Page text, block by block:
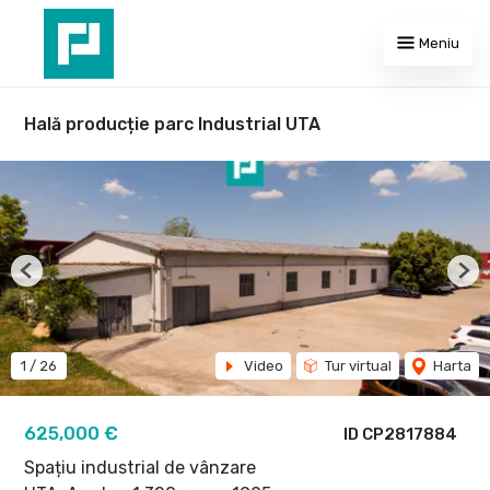
Meniu
Hală producție parc Industrial UTA
ID CP2817884
625,000 €
Spațiu industrial de vânzare
1 / 26 Video Tur virtual Harta
Previous